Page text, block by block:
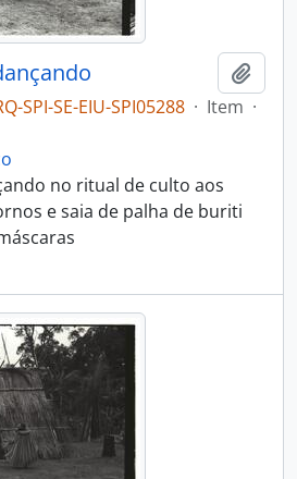
SPI-SE-EIU-SPI05288 · Item ·
no ritual de culto aos
e saia de palha de buriti